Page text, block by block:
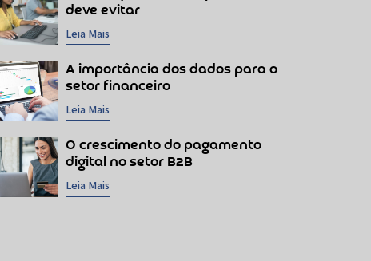
deve evitar
Leia Mais
A importância dos dados para o
setor financeiro
Leia Mais
O crescimento do pagamento
digital no setor B2B
Leia Mais